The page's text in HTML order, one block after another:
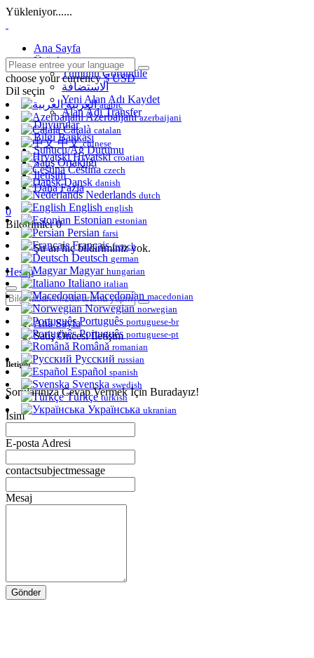
Yükleniyor......
Ana Sayfa
Ürünler
Tümünü Görüntüle
الاستضافة
Yeni Alan Adı Kaydet
Alan Adı Transfer
Duyurular
Bilgi Bankası
Sunucu/Ağ Durumu
Satış Ortaklığı
İletişim
Daha Fazla
0
Bildirimler0
Şu an hiç bildiriminiz yok.
Hesap
Ana Sayfa
Satış Öncesi İletişim
İletişim
Sorularınıza Cevap Vermek İçin Buradayız!
İsim
E-posta Adresi
contactsubjectmessage
Mesaj
Gönder
choose your currency $ USD
Dil seçin
العربيةarabic
Azerbaijaniazerbaijani
Català catalan
中文chinese
Hrvatskicroatian
Čeština czech
Dansk danish
Nederlands dutch
English english
Estonian estonian
Persian farsi
Françaisfrench
Deutsch german
Magyar hungarian
Italiano italian
Macedonian macedonian
Norwegian norwegian
Português portuguese-br
Português portuguese-pt
Română romanian
Русский russian
Español spanish
Svenska swedish
Türkçeturkish
Українська ukranian